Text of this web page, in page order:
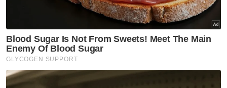
Artikel Disyorkan